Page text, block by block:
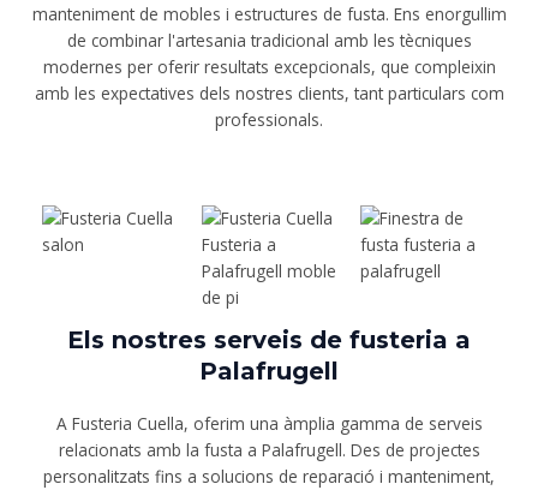
manteniment de mobles i estructures de fusta. Ens enorgullim
de combinar l'artesania tradicional amb les tècniques
modernes per oferir resultats excepcionals, que compleixin
amb les expectatives dels nostres clients, tant particulars com
professionals.
Els nostres serveis de fusteria a
Palafrugell
A Fusteria Cuella, oferim una àmplia gamma de serveis
relacionats amb la fusta a Palafrugell. Des de projectes
personalitzats fins a solucions de reparació i manteniment,